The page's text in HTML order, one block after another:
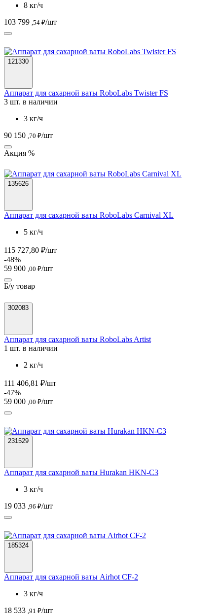
8 кг/ч
103 799 ,54 ₽/шт
121330
Аппарат для сахарной ваты RoboLabs Twister FS
3 шт. в наличии
3 кг/ч
90 150 ,70 ₽/шт
Акция %
135626
Аппарат для сахарной ваты RoboLabs Carnival XL
5 кг/ч
115 727,80 ₽/шт
-48%
59 900 ,00 ₽/шт
Б/у товар
302083
Аппарат для сахарной ваты RoboLabs Artist
1 шт. в наличии
2 кг/ч
111 406,81 ₽/шт
-47%
59 000 ,00 ₽/шт
231529
Аппарат для сахарной ваты Hurakan HKN-C3
3 кг/ч
19 033 ,96 ₽/шт
185324
Аппарат для сахарной ваты Airhot CF-2
3 кг/ч
18 533 ,91 ₽/шт